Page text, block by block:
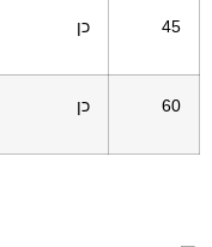
45 כן
60 כן